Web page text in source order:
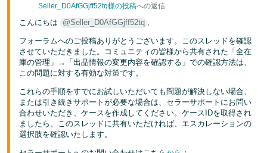
Seller_D0AfGGjff52tq様の投稿への返信
こんにちは @Seller_D0AfGGjff52tq
フォーラムへのご投稿ありがとうございます。このスレッドを確認
させていただきました。コミュニティの皆様から共有された「全在
庫の管理」→「出品情報の変更内容を確認する」での確認方法は、
この問題に対する有効な対策です。
これらの手順をすでにお試しいただいても問題が解決しない場合、
または引き続きサポートが必要な場合は、セラーサポートにお問い
合わせいただき、ケースを作成してください。ケースIDを取得され
ましたら、このスレッドに共有いただければ、エスカレーションの
選択肢を確認いたします。